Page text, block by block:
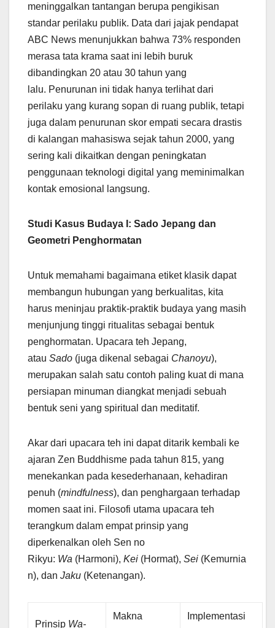
meninggalkan tantangan berupa pengikisan
standar perilaku publik. Data dari jajak pendapat
ABC News menunjukkan bahwa 73% responden
merasa tata krama saat ini lebih buruk
dibandingkan 20 atau 30 tahun yang
lalu. Penurunan ini tidak hanya terlihat dari
perilaku yang kurang sopan di ruang publik, tetapi
juga dalam penurunan skor empati secara drastis
di kalangan mahasiswa sejak tahun 2000, yang
sering kali dikaitkan dengan peningkatan
penggunaan teknologi digital yang meminimalkan
kontak emosional langsung.
Studi Kasus Budaya I: Sado Jepang dan
Geometri Penghormatan
Untuk memahami bagaimana etiket klasik dapat
membangun hubungan yang berkualitas, kita
harus meninjau praktik-praktik budaya yang masih
menjunjung tinggi ritualitas sebagai bentuk
penghormatan. Upacara teh Jepang,
atau Sado (juga dikenal sebagai Chanoyu),
merupakan salah satu contoh paling kuat di mana
persiapan minuman diangkat menjadi sebuah
bentuk seni yang spiritual dan meditatif.
Akar dari upacara teh ini dapat ditarik kembali ke
ajaran Zen Buddhisme pada tahun 815, yang
menekankan pada kesederhanaan, kehadiran
penuh (mindfulness), dan penghargaan terhadap
momen saat ini. Filosofi utama upacara teh
terangkum dalam empat prinsip yang
diperkenalkan oleh Sen no
Rikyu: Wa (Harmoni), Kei (Hormat), Sei (Kemurnia
n), dan Jaku (Ketenangan).
Prinsip Wa-
Makna
Implementasi